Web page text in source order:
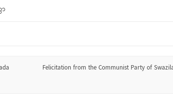
Felicitation from the Communist Party of